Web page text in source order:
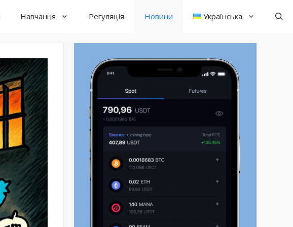
Навчання Регуляція Новини Українська